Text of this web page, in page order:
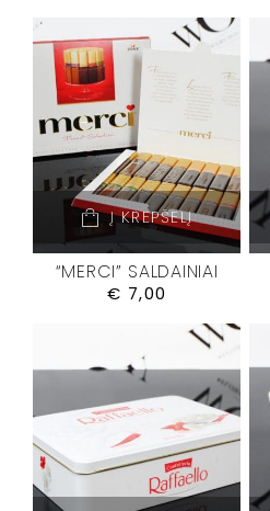
Į KREPŠELĮ
“MERCI” SALDAINIAI
€ 7,00